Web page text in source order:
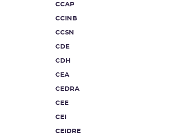
CCAP
CCINB
CCSN
CDE
CDH
CEA
CEDRA
CEE
CEI
CEIDRE